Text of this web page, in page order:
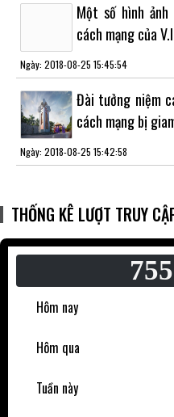
Một số hình
cách mạng của
Ngày: 2018-08-25 15:45:54
Đài tưởng niệm
cách mạng bị
Ngày: 2018-08-25 15:42:58
THỐNG KÊ LƯỢT TRUY
Hôm nay
Hôm qua
Tuần này